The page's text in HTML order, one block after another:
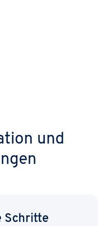
und
Schritte